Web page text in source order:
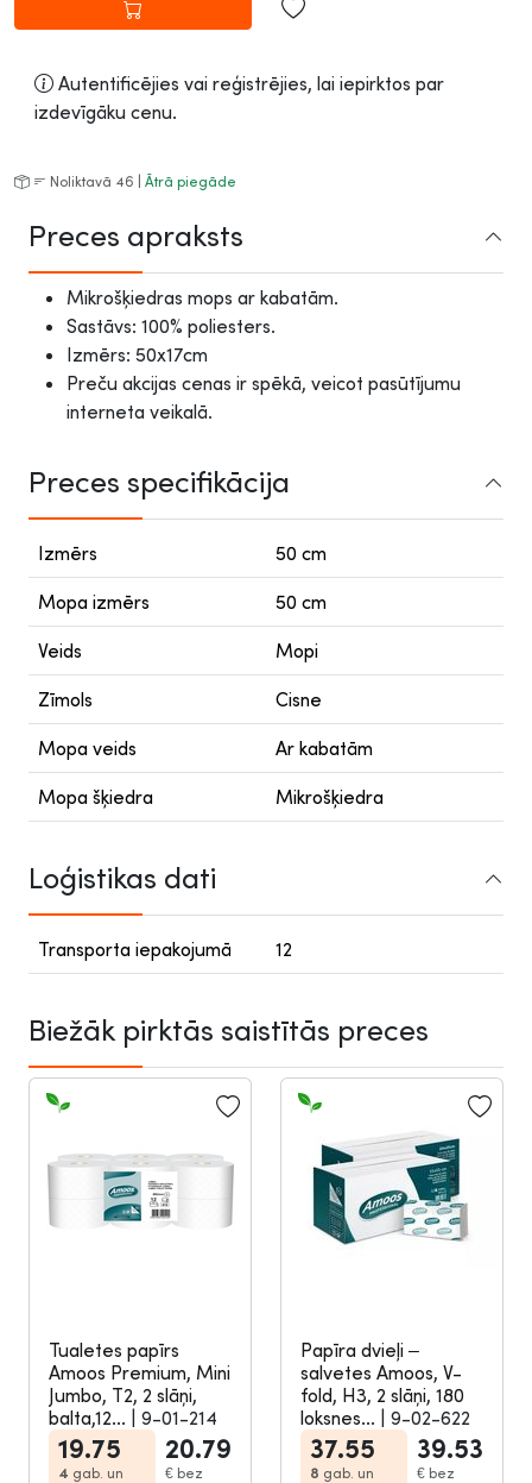
Autentificējies vai reģistrējies, lai iepirktos par
izdevīgāku cenu.
Noliktavā 46 | Ātrā piegāde
Preces apraksts
Mikrošķiedras mops ar kabatām.
Sastāvs: 100% poliesters.
Izmērs: 50x17cm
Preču akcijas cenas ir spēkā, veicot pasūtījumu
interneta veikalā.
Preces specifikācija
Izmērs 50 cm
Mopa izmērs 50 cm
Veids Mopi
Zīmols Cisne
Mopa veids Ar kabatām
Mopa šķiedra Mikrošķiedra
Loģistikas dati
Transporta iepakojumā 12
Biežāk pirktās saistītās preces
Tualetes papīrs
Amoos Premium, Mini
Jumbo, T2, 2 slāņi,
balta,12...
9-01-214
19.75
4 gab. un
20.79
€ bez
Papīra dvieļi –
salvetes Amoos, V-
fold, H3, 2 slāņi, 180
loksnes...
9-02-622
37.55
8 gab. un
39.53
€ bez